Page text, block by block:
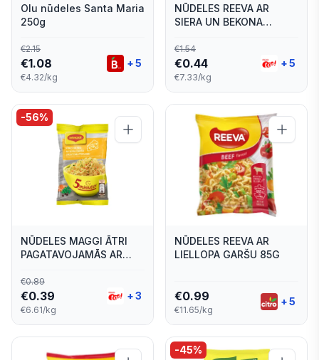
Olu nūdeles Santa Maria
250g
€2.15
€1.08
€4.32/kg
+5
NŪDELES REEVA AR
SIERA UN BEKONA
€1.54
€0.44
€7.33/kg
+5
-56%
NŪDELES MAGGI ĀTRI
PAGATAVOJAMĀS AR
€0.89
€0.39
€6.61/kg
+3
NŪDELES REEVA AR
LIELLOPA GARŠU 85G
€0.99
€11.65/kg
+5
-45%